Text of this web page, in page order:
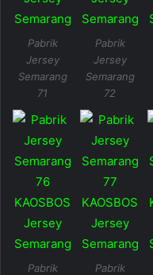
Pabrik
Jersey
Semarang
71
Pabrik
Jersey
Semarang
72
Pabrik
Pabrik